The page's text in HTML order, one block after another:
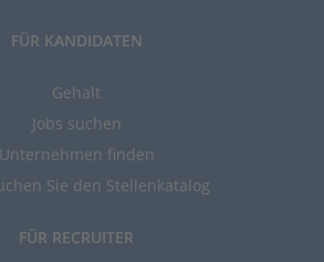
FÜR KANDIDATEN
Gehalt
Jobs suchen
Unternehmen finden
Sie den Stellenkatalog
FÜR RECRUITER